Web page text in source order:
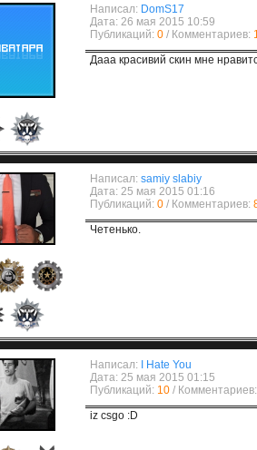
Написал: DomS17
Дата: 26 мая 2015 10:59
Публикаций: 0/ Комментариев:
Дааа красивий скин мне
Написал: samiy slabiy
Дата: 25 мая 2015 01:16
Публикаций: 0/ Комментариев:
Четенько.
Написал:
I Hate You
Дата: 25 мая 2015 01:15
Публикаций: 10/ Комментариев:
iz csgo :D